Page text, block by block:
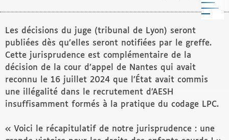
Les décisions du juge (tribunal de Lyon) seront
publiées dès qu’elles seront notifiées par le greffe.
Cette jurisprudence est complémentaire de la
décision de la cour d’appel de Nantes qui avait
reconnu le 16 juillet 2024 que l’État avait commis
une illégalité dans le recrutement d’AESH
insuffisamment formés à la pratique du codage LPC.
« Voici le récapitulatif de notre jurisprudence : une